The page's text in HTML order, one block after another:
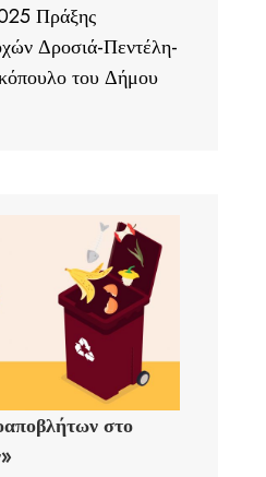
Πράξης
Δροσιά-Πεντέλη-
του Δήμου
στο